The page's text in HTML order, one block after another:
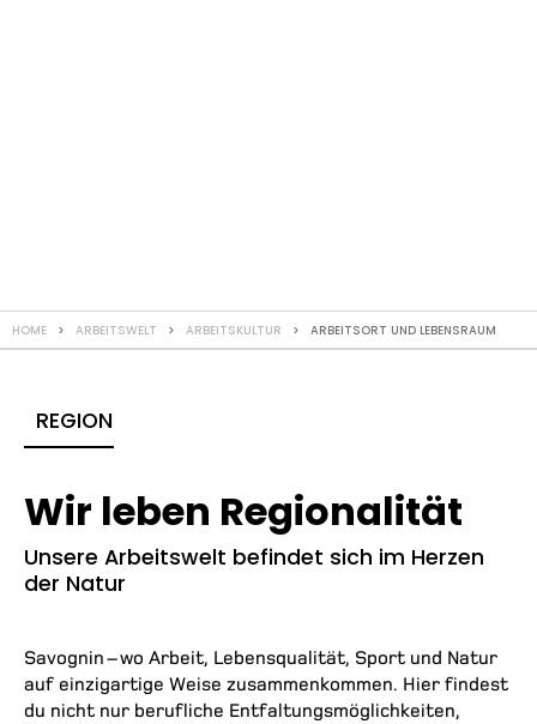
HOME > ARBEITSWELT > ARBEITSKULTUR > ARBEITSORT UND LEBENSRAUM
REGION
Wir leben Regionalität
Unsere Arbeitswelt befindet sich im Herzen
der Natur
Savognin – wo Arbeit, Lebensqualität, Sport und Natur
auf einzigartige Weise zusammenkommen. Hier findest
du nicht nur berufliche Entfaltungsmöglichkeiten,